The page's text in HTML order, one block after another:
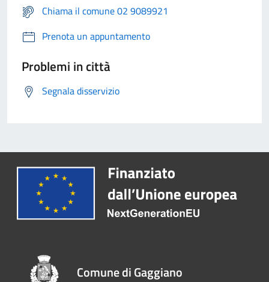
Chiama il comune 02 9089921
Prenota un appuntamento
Problemi in città
Segnala disservizio
Comune di Gaggiano